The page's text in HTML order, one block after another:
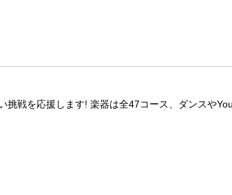
挑戦を応援します! 楽器は全47コース、ダンスや